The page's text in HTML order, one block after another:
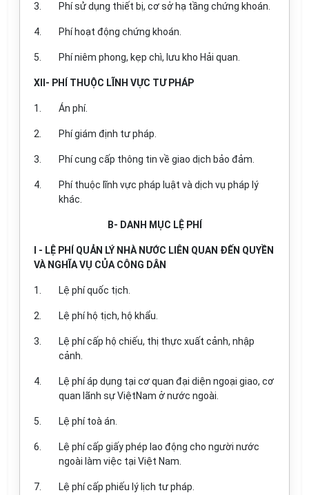
3. Phí sử dụng thiết bị, cơ sở hạ tầng chứng khoán.
4. Phí hoạt động chứng khoán.
5. Phí niêm phong, kẹp chì, lưu kho Hải quan.
XII- PHÍ THUỘC LĨNH VỰC TƯ PHÁP
1. Án phí.
2. Phí giám định tư pháp.
3. Phí cung cấp thông tin về giao dịch bảo đảm.
4.
Phí thuộc lĩnh vực pháp luật và dịch vụ pháp lý
khác.
B- DANH MỤC LỆ PHÍ
I - LỆ PHÍ QUẢN LÝ NHÀ NƯỚC LIÊN QUAN ĐẾN QUYỀN
VÀ NGHĨA VỤ CỦA CÔNG DÂN
1. Lệ phí quốc tịch.
2. Lệ phí hộ tịch, hộ khẩu.
3.
Lệ phí cấp hộ chiếu, thị thực xuất cảnh, nhập
cảnh.
4.
Lệ phí áp dụng tại cơ quan đại diện ngoại giao, cơ
quan lãnh sự ViệtNam ở nước ngoài.
5. Lệ phí toà án.
6.
Lệ phí cấp giấy phép lao động cho người nước
ngoài làm việc tại Việt Nam.
7. Lệ phí cấp phiếu lý lịch tư pháp.